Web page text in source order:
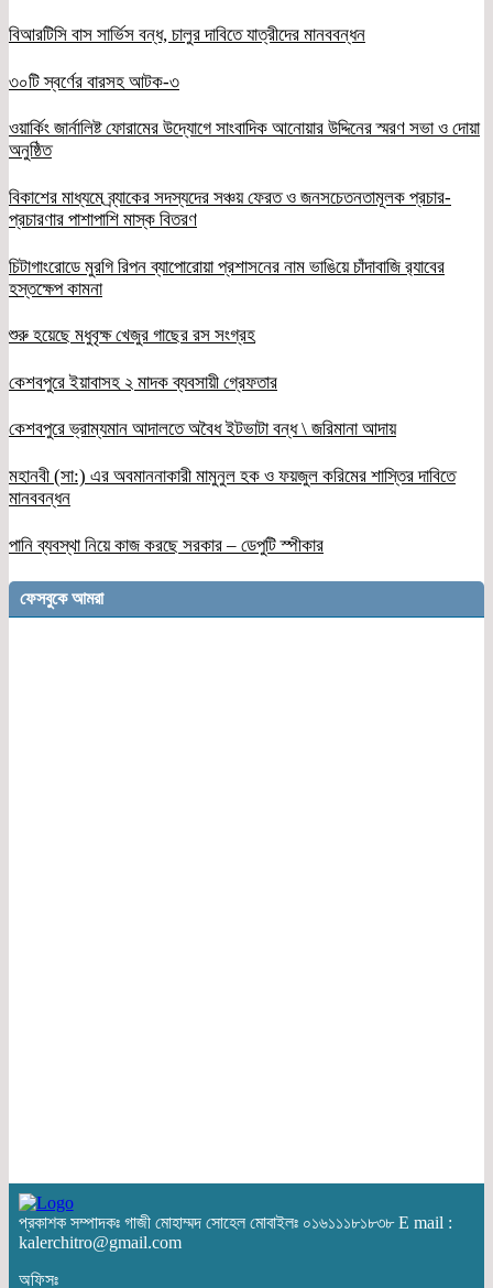
বিআরটিসি বাস সার্ভিস বন্ধ, চালুর দাবিতে যাত্রীদের মানববন্ধন
৩০টি স্বর্ণের বারসহ আটক-৩
ওয়ার্কিং জার্নালিষ্ট ফোরামের উদ্যোগে সাংবাদিক আনোয়ার উদ্দিনের স্মরণ সভা ও দোয়া
অনুষ্ঠিত
বিকাশের মাধ্যমে ব্র্যাকের সদস্যদের সঞ্চয় ফেরত ও জনসচেতনতামূলক প্রচার-
প্রচারণার পাশাপাশি মাস্ক বিতরণ
চিটাগাংরোডে মুরগি রিপন ব্যাপোরোয়া প্রশাসনের নাম ভাঙিয়ে চাঁদাবাজি র‌্যাবের
হস্তক্ষেপ কামনা
শুরু হয়েছে মধুবৃক্ষ খেজুর গাছের রস সংগ্রহ
কেশবপুরে ইয়াবাসহ ২ মাদক ব্যবসায়ী গ্রেফতার
কেশবপুরে ভ্রাম্যমান আদালতে অবৈধ ইটভাটা বন্ধ \ জরিমানা আদায়
মহানবী (সা:) এর অবমাননাকারী মামুনুল হক ও ফয়জুল করিমের শাস্তির দাবিতে
মানববন্ধন
পানি ব্যবস্থা নিয়ে কাজ করছে সরকার – ডেপুটি স্পীকার
ফেসবুকে আমরা
প্রকাশক সম্পাদকঃ গাজী মোহাম্মদ সোহেল মোবাইলঃ ০১৬১১১৮১৮৩৮ E mail :
kalerchitro@gmail.com
অফিসঃ